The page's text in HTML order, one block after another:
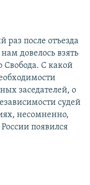
раз после отъезда
довелось взять
Свобода. С какой
заседателей, о
судей
несомненно,
появился